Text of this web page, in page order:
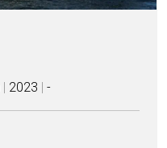
| 2023 | -